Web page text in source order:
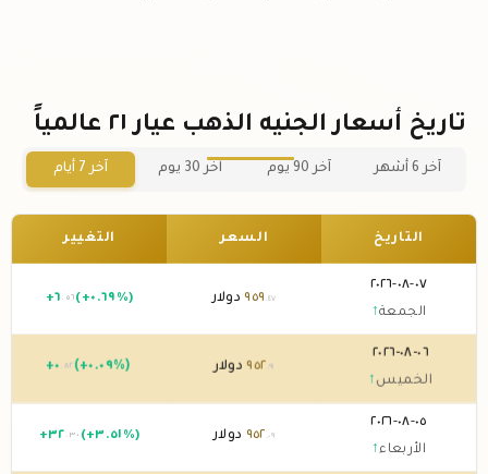
تاريخ أسعار الجنيه الذهب عيار ٢١ عالمياً
آخر 6 أشهر آخر 90 يوم آخر 30 يوم آخر 7 أيام
التاريخ السعر التغيير
٠٧-٠٨-٢٠٢٦
الجمعة↑
٩٥٩ .٤٧ دولار +٦ .٥٦ (+٠.٦٩%)
٠٦-٠٨-٢٠٢٦
الخميس ↑
٩٥٢ .٩١ دولار +٠ .٨٢ (+٠.٠٩%)
٠٥-٠٨-٢٠٢٦
الأربعاء↑
٩٥٢ .٠٩ دولار +٣٢ .٣٠ (+٣.٥١%)